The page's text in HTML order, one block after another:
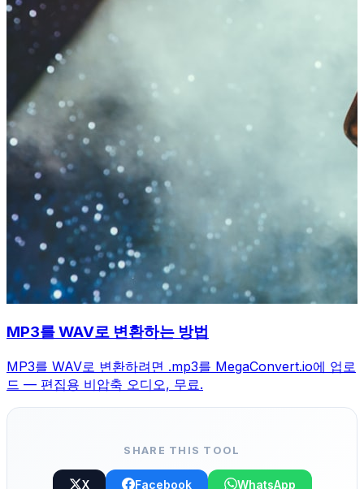
MP3를 WAV로 변환하는 방법
MP3를 WAV로 변환하려면 .mp3를 MegaConvert.io에 업로
드 — 편집용 비압축 오디오, 무료.
SHARE THIS TOOL
X Facebook WhatsApp